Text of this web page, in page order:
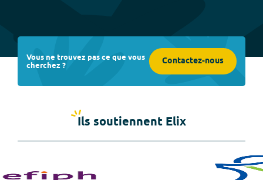
Vous ne trouvez pas ce que vous
cherchez ? Contactez-nous
Ils soutiennent Elix